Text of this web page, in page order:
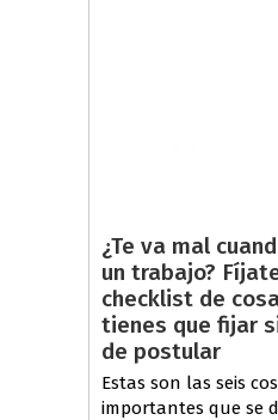
¿Te va mal
un trabajo?
checklist de
tienes que fijar
de postular
Estas son las seis
importantes que se